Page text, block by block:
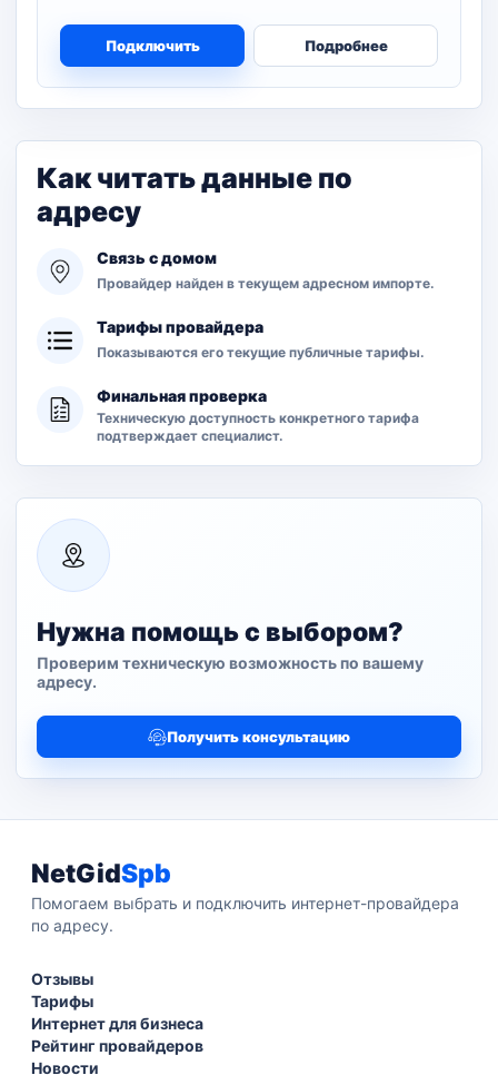
Подключить Подробнее
Как читать данные по
адресу
Связь с домом
Провайдер найден в текущем адресном импорте.
Тарифы провайдера
Показываются его текущие публичные тарифы.
Финальная проверка
Техническую доступность конкретного тарифа
подтверждает специалист.
Нужна помощь с выбором?
Проверим техническую возможность по вашему
адресу.
Получить консультацию
NetGidSpb
Помогаем выбрать и подключить интернет-провайдера
по адресу.
Отзывы
Тарифы
Интернет для бизнеса
Рейтинг провайдеров
Новости